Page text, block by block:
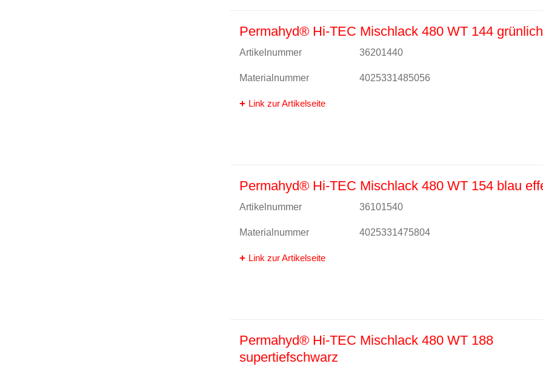
Permahyd® Hi-TEC Mischlack 480 WT 144
Artikelnummer 36201440
Materialnummer 4025331485056
Link zur Artikelseite
Permahyd® Hi-TEC Mischlack 480 WT 154 blau
Artikelnummer 36101540
Materialnummer 4025331475804
Link zur Artikelseite
Permahyd® Hi-TEC Mischlack 480 WT 188
supertiefschwarz